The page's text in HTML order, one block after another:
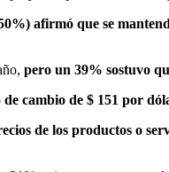
afirmó que se
pero un 39% sostuvo
cambio de $ 151 por
de los productos o